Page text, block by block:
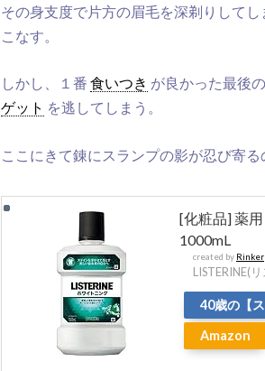
その身支度で片方の眉毛を深剃りして
こなす。
しかし、１番 食いつき が良かった最後
ゲット を逃してしまう。
ここにきて錬にスランプの影が忍び寄
[化粧品] 薬
1000mL
created by Rinker
LISTERINE(
40歳の【
Amazon